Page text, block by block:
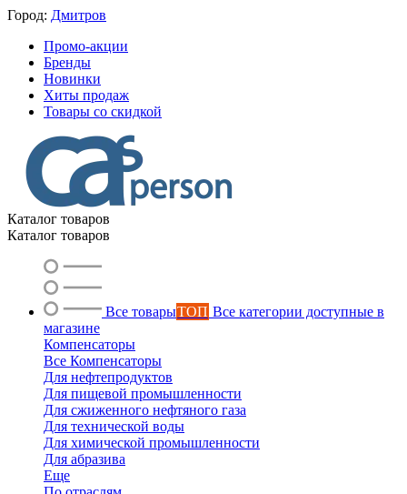
Город: Дмитров
Промо-акции
Бренды
Новинки
Хиты продаж
Товары со скидкой
Каталог товаров
Каталог товаров
Все товарыТОП Все категории доступные в
магазине
Компенсаторы
Все Компенсаторы
Для нефтепродуктов
Для пищевой промышленности
Для сжиженного нефтяного газа
Для технической воды
Для химической промышленности
Для абразива
Еще